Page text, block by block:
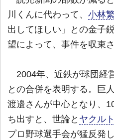
川くんに代わって、 小林繁
出してほしい」との金子
望によって、事件を収束さ
2004年、近鉄が球団経
との合併を表明する。巨
渡邉さんが中心となり、
ち出すと、世論と ヤクルト
プロ野球選手会が猛反発し